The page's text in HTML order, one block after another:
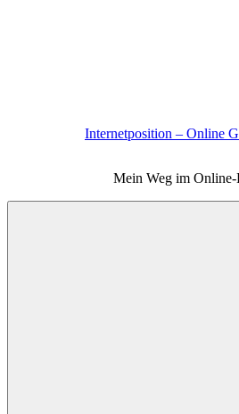
Internetposition – Online
Mein Weg im Online-